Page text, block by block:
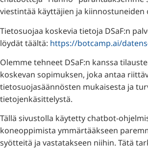
viestintää käyttäjien ja kiinnostuneiden
Tietosuojaa koskevia tietoja DSaF:n
löydät täältä: https://botcamp.ai/
Olemme tehneet DSaF:n kanssa
koskevan sopimuksen, joka antaa
tietosuojasäännösten mukaisesta ja
tietojenkäsittelystä.
Tällä sivustolla käytetty chatbot-
koneoppimista ymmärtääkseen
syötteitä ja vastatakseen niihin. Tätä